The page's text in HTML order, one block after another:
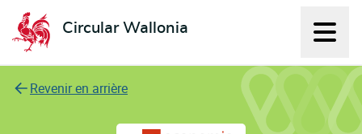
Circular Wallonia
L'économie circulaire
Revenir en arrière